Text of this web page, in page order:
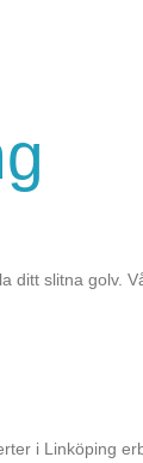
ditt slitna golv.
i Linköping